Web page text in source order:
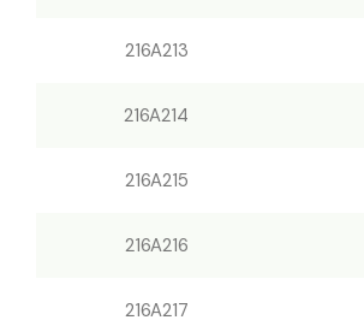
216A213
216A214
216A215
216A216
216A217